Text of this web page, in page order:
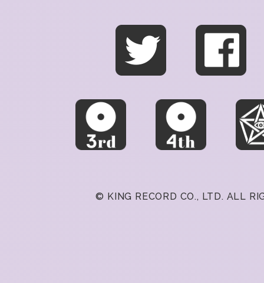
© KING RECORD CO., LTD. ALL